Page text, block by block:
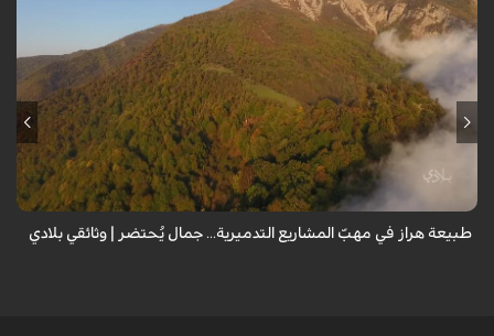
من قلب طبيعة هراز التي كانت يوماً من أجمل الموائل الطبيعية في إيران، يحذر
المعد من كارثة بيئية: "وحش الأعمال والمشاريع التدميرية تنهش بجسم
طبيعة هراز في مهبّ المشاريع التدميرية... جمال يُحتضر | وثائقي بلادي